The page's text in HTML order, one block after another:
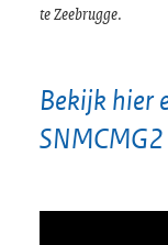
te Zeebrugge.
Bekijk hier